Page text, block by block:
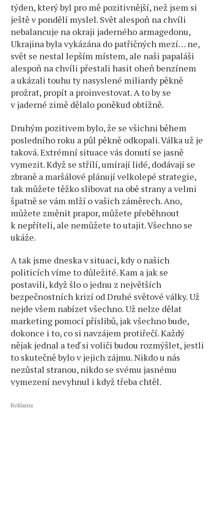
týden, který byl pro mě pozitivnější, než jsem si
ještě v pondělí myslel. Svět alespoň na chvíli
nebalancuje na okraji jaderného armagedonu,
Ukrajina byla vykázána do patřičných mezí… ne,
svět se nestal lepším místem, ale naši papaláši
alespoň na chvíli přestali hasit oheň benzínem
a ukázali touhu ty nasyslené miliardy pěkně
prožrat, propít a proinvestovat. A to by se
v jaderné zimě dělalo poněkud obtížně.
Druhým pozitivem bylo, že se všichni během
posledního roku a půl pěkně odkopali. Válka už je
taková. Extrémní situace vás donutí se jasně
vymezit. Když se střílí, umírají lidé, dodávají se
zbraně a maršálové plánují velkolepé strategie,
tak můžete těžko slibovat na obě strany a velmi
špatně se vám mlží o vašich záměrech. Ano,
můžete změnit prapor, můžete přeběhnout
k nepříteli, ale nemůžete to utajit. Všechno se
ukáže.
A tak jsme dneska v situaci, kdy o našich
politicích víme to důležité. Kam a jak se
postavili, když šlo o jednu z největších
bezpečnostních krizí od Druhé světové války. Už
nejde všem nabízet všechno. Už nelze dělat
marketing pomocí příslibů, jak všechno bude,
dokonce i to, co si navzájem protiřečí. Každý
nějak jednal a teď si voliči budou rozmýšlet, jestli
to skutečně bylo v jejich zájmu. Nikdo u nás
nezůstal stranou, nikdo se svému jasnému
vymezení nevyhnul i když třeba chtěl.
Reklama